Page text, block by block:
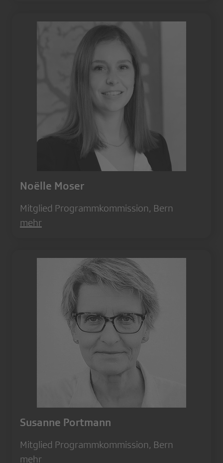
Noëlle Moser
Mitglied Programmkommission, Bern
mehr
Susanne Portmann
Mitglied Programmkommission, Bern
mehr